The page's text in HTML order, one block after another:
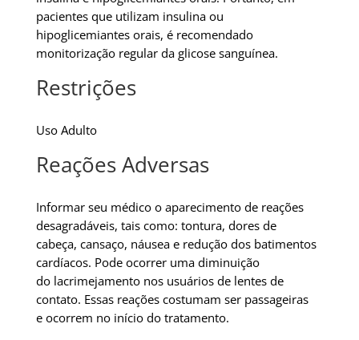
pacientes que utilizam insulina ou
hipoglicemiantes orais, é recomendado
monitorização regular da glicose sanguínea.
Restrições
Uso Adulto
Reações Adversas
Informar seu médico o aparecimento de reações
desagradáveis, tais como: tontura, dores de
cabeça, cansaço, náusea e redução dos batimentos
cardíacos. Pode ocorrer uma diminuição
do lacrimejamento nos usuários de lentes de
contato. Essas reações costumam ser passageiras
e ocorrem no início do tratamento.